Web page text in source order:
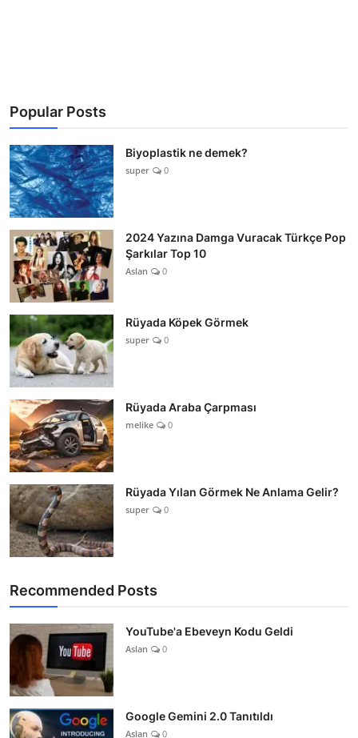
Popular Posts
Biyoplastik ne demek?
super 0
2024 Yazına Damga Vuracak Türkçe Pop
Şarkılar Top 10
Aslan 0
Rüyada Köpek Görmek
super 0
Rüyada Araba Çarpması
melike 0
Rüyada Yılan Görmek Ne Anlama Gelir?
super 0
Recommended Posts
YouTube'a Ebeveyn Kodu Geldi
Aslan 0
Google Gemini 2.0 Tanıtıldı
Aslan 0